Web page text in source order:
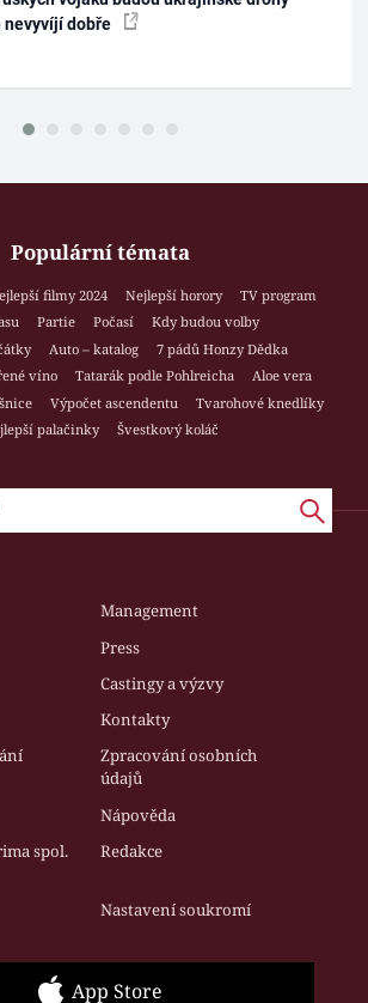
nevyvíjí dobře
Populární témata
filmy 2024 Nejlepší horory
TV program
Partie Počasí
Kdy budou volby
Auto – katalog
7 pádů Honzy Dědka
víno Tatarák podle Pohlreicha
Aloe vera
Výpočet ascendentu
Tvarohové knedlíky
palačinky
Švestkový koláč
Management
Press
Castingy a výzvy
Kontakty
Zpracování osobních
údajů
Nápověda
spol.
Redakce
Nastavení soukromí
App Store